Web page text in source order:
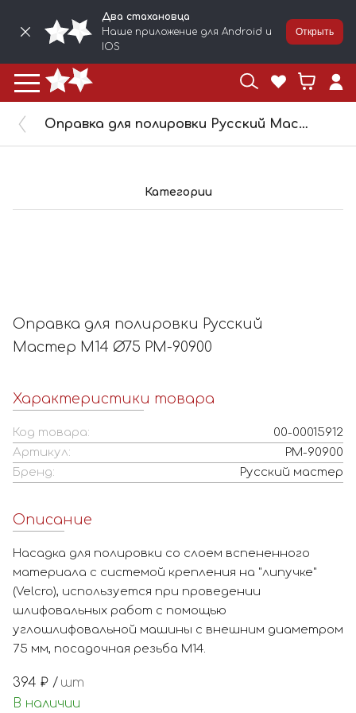
Два стахановца
Наше приложение для Android и
IOS
Открыть
Оправка для полировки Русский Мастер М14 Ø75 РМ-90900
Категории
Оправка для полировки Русский
Мастер М14 Ø75 РМ-90900
Характеристики товара
Код товара:
00-00015912
Артикул:
РМ-90900
Бренд:
Русский мастер
Описание
Насадка для полировки со слоем вспененного
материала с системой крепления на "липучке"
(Velcro), используется при проведении
шлифовальных работ с помощью
углошлифовальной машины с внешним диаметром
75 мм, посадочная резьба М14.
394 ₽ / шт
В наличии